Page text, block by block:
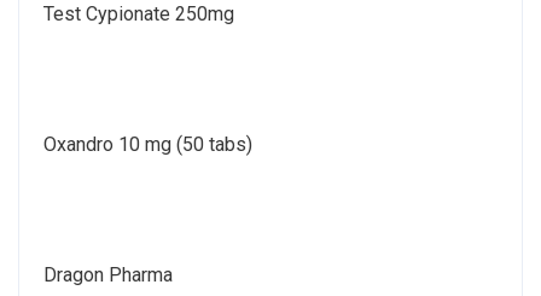
Test Cypionate 250mg
Oxandro 10 mg (50 tabs)
Dragon Pharma